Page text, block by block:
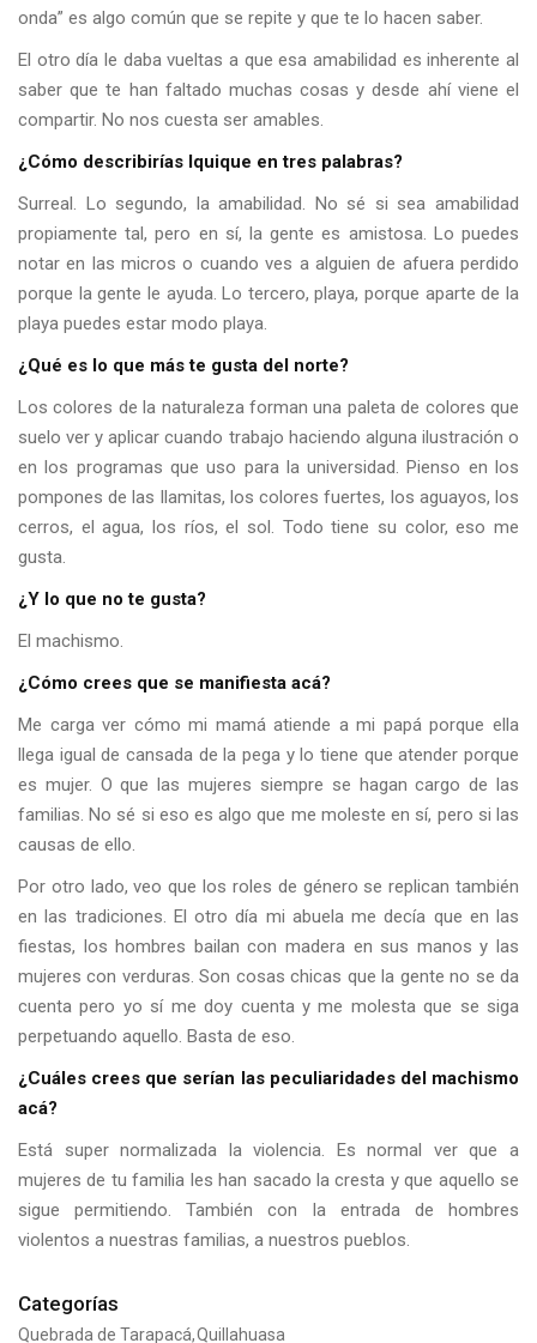
onda” es algo común que se repite y que te lo hacen saber.
El otro día le daba vueltas a que esa amabilidad es inherente al
saber que te han faltado muchas cosas y desde ahí viene el
compartir. No nos cuesta ser amables.
¿Cómo describirías Iquique en tres palabras?
Surreal. Lo segundo, la amabilidad. No sé si sea amabilidad
propiamente tal, pero en sí, la gente es amistosa. Lo puedes
notar en las micros o cuando ves a alguien de afuera perdido
porque la gente le ayuda. Lo tercero, playa, porque aparte de la
playa puedes estar modo playa.
¿Qué es lo que más te gusta del norte?
Los colores de la naturaleza forman una paleta de colores que
suelo ver y aplicar cuando trabajo haciendo alguna ilustración o
en los programas que uso para la universidad. Pienso en los
pompones de las llamitas, los colores fuertes, los aguayos, los
cerros, el agua, los ríos, el sol. Todo tiene su color, eso me
gusta.
¿Y lo que no te gusta?
El machismo.
¿Cómo crees que se manifiesta acá?
Me carga ver cómo mi mamá atiende a mi papá porque ella
llega igual de cansada de la pega y lo tiene que atender porque
es mujer. O que las mujeres siempre se hagan cargo de las
familias. No sé si eso es algo que me moleste en sí, pero si las
causas de ello.
Por otro lado, veo que los roles de género se replican también
en las tradiciones. El otro día mi abuela me decía que en las
fiestas, los hombres bailan con madera en sus manos y las
mujeres con verduras. Son cosas chicas que la gente no se da
cuenta pero yo sí me doy cuenta y me molesta que se siga
perpetuando aquello. Basta de eso.
¿Cuáles crees que serían las peculiaridades del machismo
acá?
Está super normalizada la violencia. Es normal ver que a
mujeres de tu familia les han sacado la cresta y que aquello se
sigue permitiendo. También con la entrada de hombres
violentos a nuestras familias, a nuestros pueblos.
Categorías
Quebrada de Tarapacá Quillahuasa